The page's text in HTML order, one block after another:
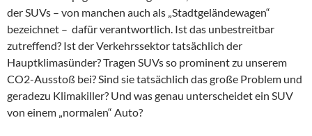
der SUVs – von manchen auch als „Stadtgeländewagen“
bezeichnet – dafür verantwortlich. Ist das unbestreitbar
zutreffend? Ist der Verkehrssektor tatsächlich der
Hauptklimasünder? Tragen SUVs so prominent zu unserem
CO2-Ausstoß bei? Sind sie tatsächlich das große Problem und
geradezu Klimakiller? Und was genau unterscheidet ein SUV
von einem „normalen“ Auto?